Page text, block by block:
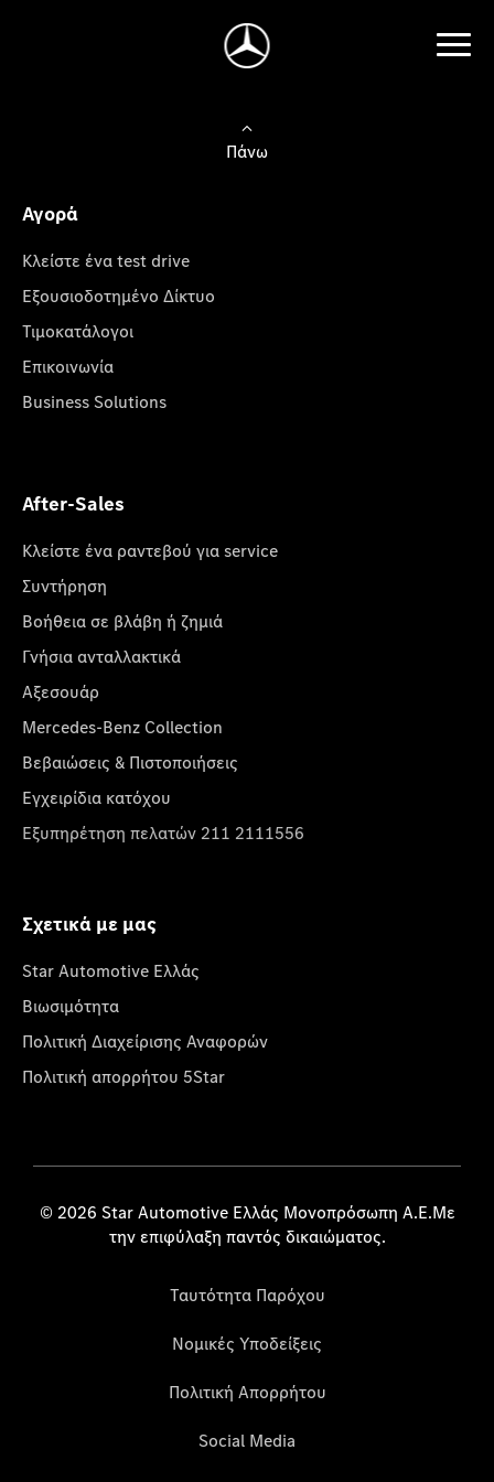
Πάνω
Αγορά
Κλείστε ένα test drive
Εξουσιοδοτημένο Δίκτυο
Τιμοκατάλογοι
Επικοινωνία
Business Solutions
After-Sales
Κλείστε ένα ραντεβού για service
Συντήρηση
Βοήθεια σε βλάβη ή ζημιά
Γνήσια ανταλλακτικά
Αξεσουάρ
Mercedes-Benz Collection
Βεβαιώσεις & Πιστοποιήσεις
Εγχειρίδια κατόχου
Εξυπηρέτηση πελατών 211 2111556
Σχετικά με μας
Star Automotive Ελλάς
Βιωσιμότητα
Πολιτική Διαχείρισης Αναφορών
Πολιτική απορρήτου 5Star
© 2026 Star Automotive Ελλάς Μονοπρόσωπη Α.Ε.Με
την επιφύλαξη παντός δικαιώματος.
Ταυτότητα Παρόχου
Νομικές Υποδείξεις
Πολιτική Απορρήτου
Social Media